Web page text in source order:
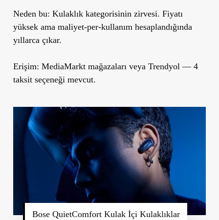
Neden bu: Kulaklık kategorisinin zirvesi. Fiyatı
yüksek ama maliyet-per-kullanım hesaplandığında
yıllarca çıkar.
Erişim: MediaMarkt mağazaları veya Trendyol— 4
taksit seçeneği mevcut.
Bose QuietComfort Kulak İçi Kulaklıklar